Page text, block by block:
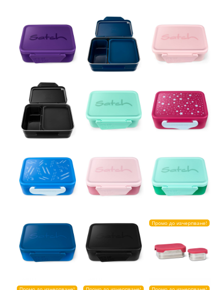
Промо до изчерпване!